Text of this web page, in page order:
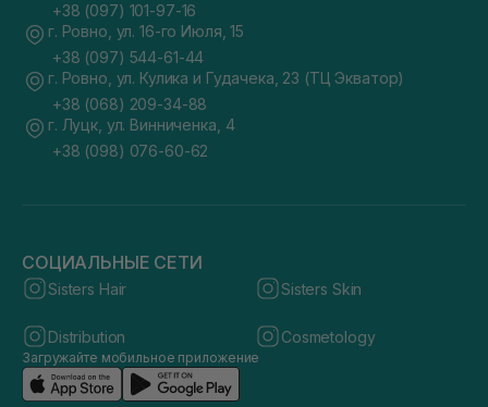
+38 (097) 101-97-16
г. Ровно, ул. 16-го Июля, 15
+38 (097) 544-61-44
г. Ровно, ул. Кулика и Гудачека, 23 (ТЦ Экватор)
+38 (068) 209-34-88
г. Луцк, ул. Винниченка, 4
+38 (098) 076-60-62
СОЦИАЛЬНЫЕ СЕТИ
Sisters Hair Sisters Skin
Distribution Cosmetology
Загружайте мобильное приложение